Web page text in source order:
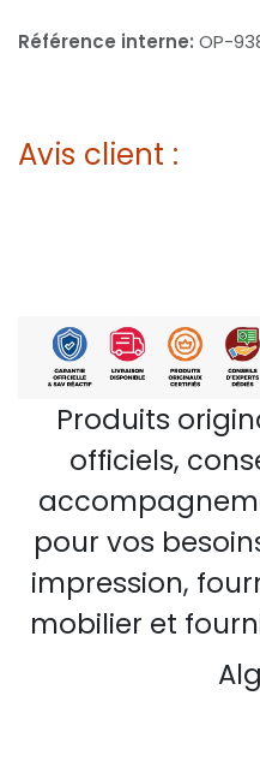
Référence interne: OP-
Avis client :
Produits
officiels,
pour vos
impression,
mobilier et